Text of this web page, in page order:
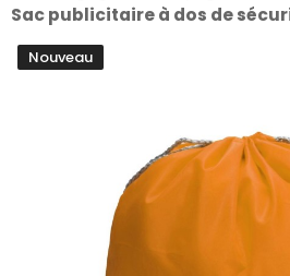
Sac publicitaire à dos de
Nouveau